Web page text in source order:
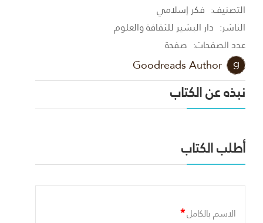
التصنيف: فكر إسلامي
الناشر: دار البشير للثقافة والعلوم
عدد الصفحات: صفحة
Goodreads Author
نبذه عن الكتاب
أطلب الكتاب
الاسم بالكامل*